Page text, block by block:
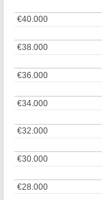
€28.000
€28.000
€30.000
€30.000
€32.000
€32.000
€34.000
€34.000
€36.000
€36.000
€38.000
€38.000
€40.000
€40.000